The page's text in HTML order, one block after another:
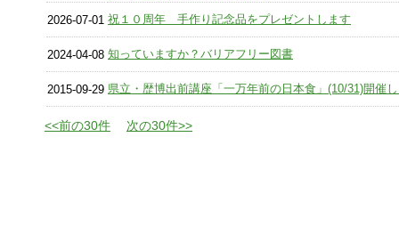
2026-07-01 祝１０周年 手作り記念品をプレゼントします
2024-04-08 知っていますか？バリアフリー図書
2015-09-29 県立・歴博出前講座「一万年前の日本食」(10/31)開催
<<前の30件 次の30件>>